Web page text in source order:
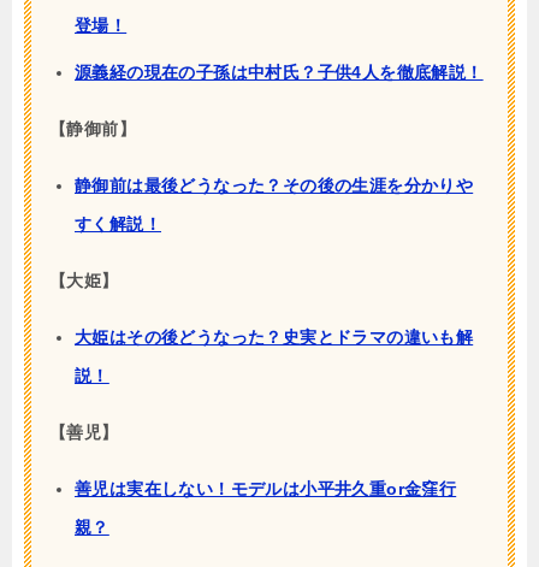
登場！
源義経の現在の子孫は中村氏？子供4人を徹底解説！
【静御前】
静御前は最後どうなった？その後の生涯を分かりや
すく解説！
【大姫】
大姫はその後どうなった？史実とドラマの違いも解
説！
【善児】
善児は実在しない！モデルは小平井久重or金窪行
親？